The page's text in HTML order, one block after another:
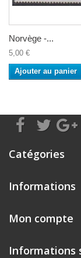
Norvège -...
5,00 €
Ajouter au panier
Catégories
Informations
Mon compte
Informations